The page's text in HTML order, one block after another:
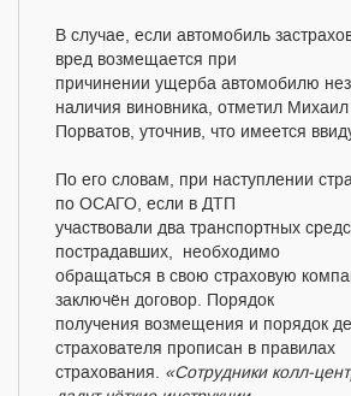
В случае, если автомобиль
вред возмещается при
причинении ущерба автомобилю
наличия виновника, отметил Михаил
Порватов, уточнив, что имеется
По его словам, при наступлении
по ОСАГО, если в ДТП
участвовали два транспортных
пострадавших, необходимо
обращаться в свою страховую
заключён договор. Порядок
получения возмещения и порядок
страхователя прописан в правилах
страхования. «Сотрудники колл-